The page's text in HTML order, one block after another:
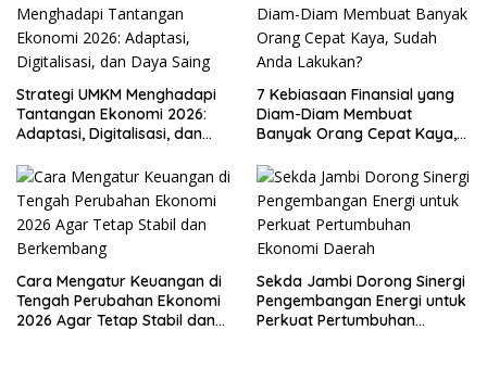
Strategi UMKM Menghadapi
Tantangan Ekonomi 2026:
Adaptasi, Digitalisasi, dan
7 Kebiasaan Finansial yang
Diam-Diam Membuat
Banyak Orang Cepat Kaya,
Cara Mengatur Keuangan di
Tengah Perubahan Ekonomi
2026 Agar Tetap Stabil dan
Sekda Jambi Dorong Sinergi
Pengembangan Energi untuk
Perkuat Pertumbuhan